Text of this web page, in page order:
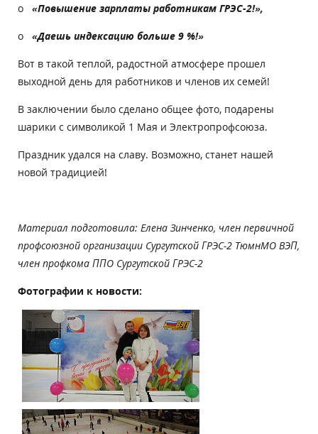
o «Повышение зарплаты работникам ГРЭС-2!»,
o «Даешь индексацию больше 9 %!»
Вот в такой теплой, радостной атмосфере прошел
выходной день для работников и членов их семей!
В заключении было сделано общее фото, подарены
шарики с символикой 1 Мая и Электропрофсоюза.
Праздник удался на славу. Возможно, станет нашей
новой традицией!
Материал подготовила: Елена Зинченко, член первичной
профсоюзной организации Сургутской ГРЭС-2 ТюмнМО ВЭП,
член профкома ППО Сургутской ГРЭС-2
Фотографии к новости: